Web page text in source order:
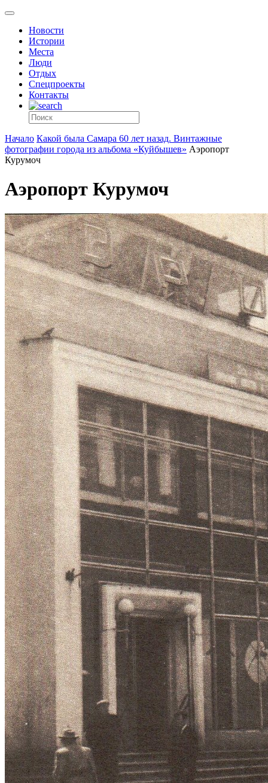
Новости
Истории
Места
Люди
Отдых
Спецпроекты
Контакты
Начало Какой была Самара 60 лет назад. Винтажные
фотографии города из альбома «Куйбышев» Аэропорт
Курумоч
Аэропорт Курумоч